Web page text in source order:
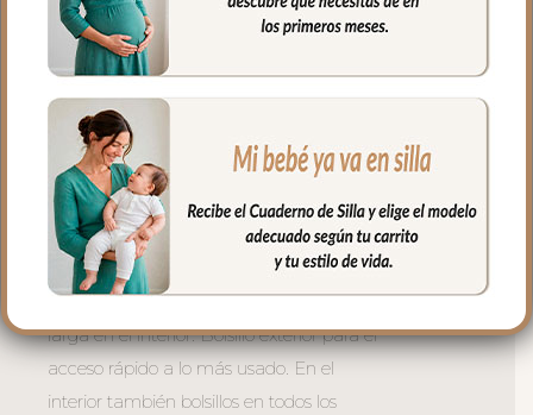
(38 × 27 × 12 cm) — para la mamá que
necesita tenerlo todo a mano al instante.
Asa larga en el interior. Bolsillo exterior
para el acceso rápido a lo más usado. En
el interior también bolsillos en todos los
laterales para llevar todo organizado.
—ORGANIZADOR Toile – Marinero (37
× 23 × 11 cm) — la versión compacta que
cuelga del carrito sin que estorbe. Asa
larga en el interior. Bolsillo exterior para el
acceso rápido a lo más usado. En el
interior también bolsillos en todos los